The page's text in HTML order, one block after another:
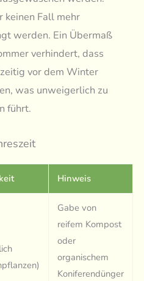
keinen Fall mehr
werden. Ein Übermaß
verhindert, dass
vor dem Winter
was unweigerlich zu
führt.
Hinweis
Gabe von
reifem Kompost
oder
organischem
Koniferendünger